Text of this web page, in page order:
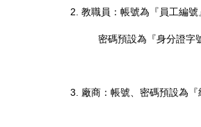
2. 教職員：帳號為『員工編號
密碼預設為『身分證字
3. 廠商：帳號、密碼預設為『